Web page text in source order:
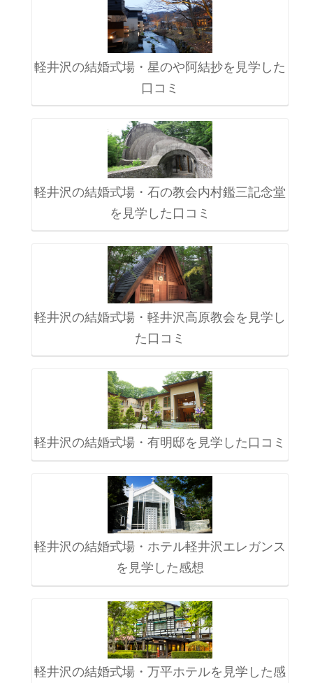
軽井沢の結婚式場・星のや阿結抄を見学した
口コミ
軽井沢の結婚式場・石の教会内村鑑三記念堂
を見学した口コミ
軽井沢の結婚式場・軽井沢高原教会を見学し
た口コミ
軽井沢の結婚式場・有明邸を見学した口コミ
軽井沢の結婚式場・ホテル軽井沢エレガンス
を見学した感想
軽井沢の結婚式場・万平ホテルを見学した感